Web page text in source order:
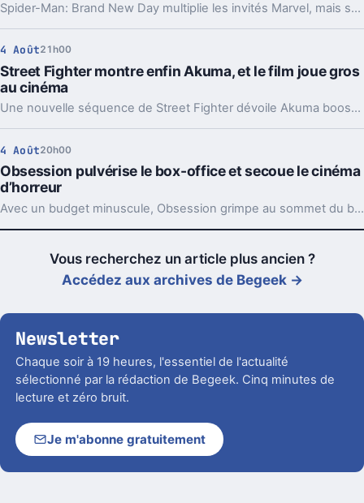
Spider-Man: Brand New Day multiplie les invités Marvel, mais sans tourner à la pub géante. C’est rare dans le MCU récent, et ça change beaucoup.
4 Août21h00
Street Fighter montre enfin Akuma, et le film joue gros
au cinéma
Une nouvelle séquence de Street Fighter dévoile Akuma boosté face à Ryu. Au-delà du fan service, le film devra surtout prouver qu’il peut lancer une saga.
4 Août20h00
Obsession pulvérise le box-office et secoue le cinéma
d’horreur
Avec un budget minuscule, Obsession grimpe au sommet du box-office horrifique. Son succès raconte aussi autre chose, sur l’appétit du public.
Vous recherchez un article plus ancien ?
Accédez aux archives de Begeek →
Newsletter
Chaque soir à 19 heures, l'essentiel de l'actualité
sélectionné par la rédaction de Begeek. Cinq minutes de
lecture et zéro bruit.
Je m'abonne gratuitement